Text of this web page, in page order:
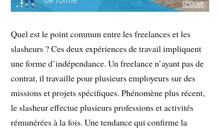
Quel est le point commun entre les freelances et les
slasheurs ? Ces deux expériences de travail impliquent
une forme d’indépendance. Un freelance n’ayant pas de
contrat, il travaille pour plusieurs employeurs sur des
missions et projets spécifiques. Phénomène plus récent,
le slasheur effectue plusieurs professions et activités
rémunérées à la fois. Une tendance qui confirme la